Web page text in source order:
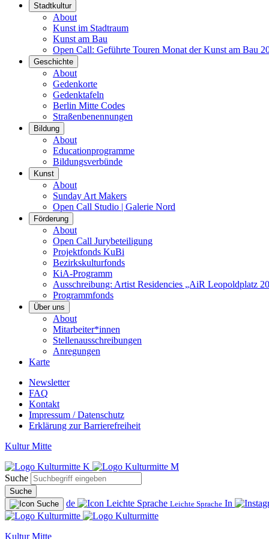
Stadtkultur
About
Kunst im Stadtraum
Kunst am Bau
Open Call: Geführte Touren Monat der Kunst am Bau
Geschichte
About
Gedenkorte
Gedenktafeln
Berlin Mitte Codes
Straßenbenennungen
Bildung
About
Educationprogramme
Bildungsverbünde
Kunst
About
Sunday Art Makers
Open Call Studio | Galerie Nord
Förderung
About
Open Call Jurybeteiligung
Projektfonds KuBi
Bezirkskulturfonds
KiA-Programm
Ausschreibung: Artist Residencies „AiR Leopoldplatz
Programmfonds
Über uns
About
Mitarbeiter*innen
Stellenausschreibungen
Anregungen
Karte
Newsletter
FAQ
Kontakt
Impressum / Datenschutz
Erklärung zur Barrierefreiheit
Kultur Mitte
Suche
Suche
de Leichte Sprache In
Kultur Mitte